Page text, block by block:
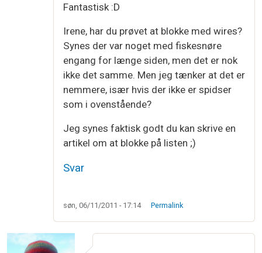
Fantastisk :D
Irene, har du prøvet at blokke med wires?
Synes der var noget med fiskesnøre
engang for længe siden, men det er nok
ikke det samme. Men jeg tænker at det er
nemmere, især hvis der ikke er spidser
som i ovenstående?
Jeg synes faktisk godt du kan skrive en
artikel om at blokke på listen ;)
Svar
søn, 06/11/2011 - 17:14 Permalink